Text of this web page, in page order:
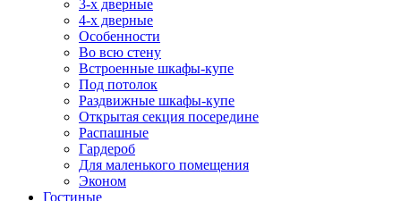
3-х дверные
4-х дверные
Особенности
Во всю стену
Встроенные шкафы-купе
Под потолок
Раздвижные шкафы-купе
Открытая секция посередине
Распашные
Гардероб
Для маленького помещения
Эконом
Гостиные